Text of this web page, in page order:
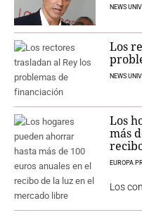
NEWS
Los
NEWS
Los
más
EUROPA
Los